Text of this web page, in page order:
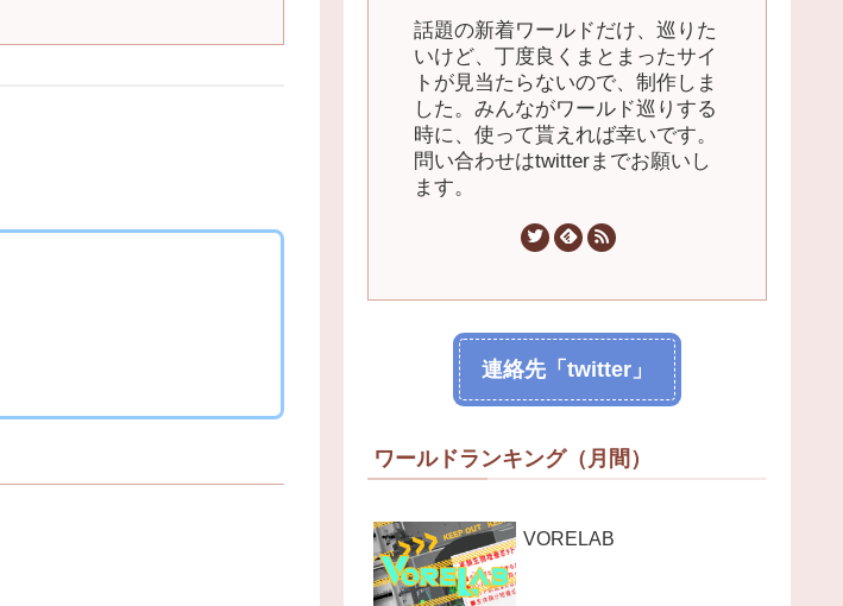
話題の新着ワールドだけ、巡りた
いけど、丁度良くまとまったサイ
トが見当たらないので、制作しま
した。みんながワールド巡りする
時に、使って貰えれば幸いです。
問い合わせはtwitterまでお願いし
ます。
連絡先「twitter」
ワールドランキング（月間）
VORELAB